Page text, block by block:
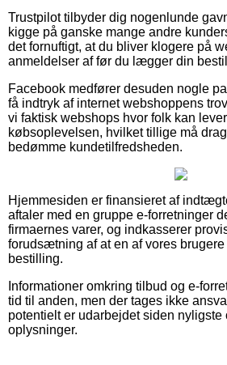
Trustpilot tilbyder dig nogenlunde
kigge på ganske mange andre
det fornuftigt, at du bliver klogere på
anmeldelser af før du lægger din
Facebook medfører desuden nogle
få indtryk af internet webshoppens
vi faktisk webshops hvor folk kan
købsoplevelsen, hvilket tillige må
bedømme kundetilfredsheden.
Hjemmesiden er finansieret af
aftaler med en gruppe e-forretninger
firmaernes varer, og indkasserer
forudsætning af at en af vores
bestilling.
Informationer omkring tilbud og e-
tid til anden, men der tages ikke
potentielt er udarbejdet siden nyligste
oplysninger.